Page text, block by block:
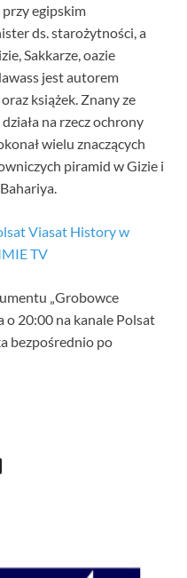
egipskim
ds. starożytności, a
Sakkarze, oazie
jest autorem
książek. Znany ze
na rzecz ochrony
wielu znaczących
piramid w Gizie i
Viasat History w
TV
„Grobowce
o 20:00 na kanale Polsat
bezpośrednio po